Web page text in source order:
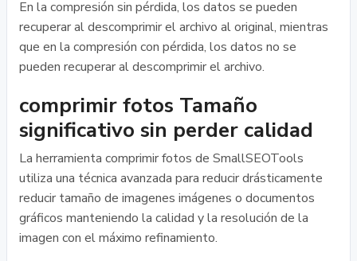
En la compresión sin pérdida, los datos se pueden
recuperar al descomprimir el archivo al original, mientras
que en la compresión con pérdida, los datos no se
pueden recuperar al descomprimir el archivo.
comprimir fotos Tamaño
significativo sin perder calidad
La herramienta comprimir fotos de SmallSEOTools
utiliza una técnica avanzada para reducir drásticamente
reducir tamaño de imagenes imágenes o documentos
gráficos manteniendo la calidad y la resolución de la
imagen con el máximo refinamiento.